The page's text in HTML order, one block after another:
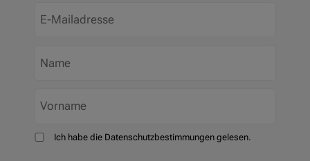
Ich habe die Datenschutzbestimmungen gelesen.